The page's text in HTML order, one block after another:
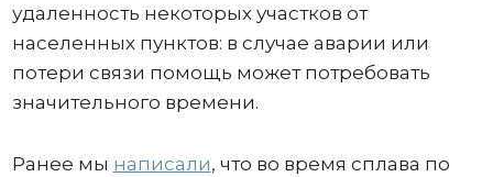
удаленность некоторых участков от
населенных пунктов: в случае аварии или
потери связи помощь может потребовать
значительного времени.
Ранее мы написали, что во время сплава по